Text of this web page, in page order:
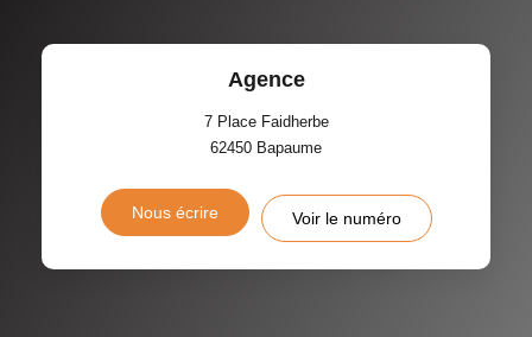
Agence
7 Place Faidherbe
62450 Bapaume
Nous écrire Voir le numéro